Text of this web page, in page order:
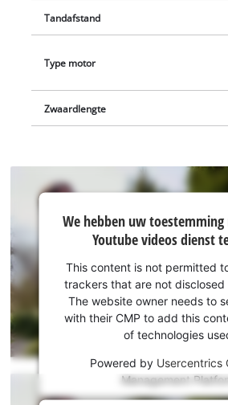
Tandafstand
Type motor
Zwaardlengte
We hebben
toestemming
nodig om de
Youtube
dienst te
laden!
This
content
We hebben uw
Youtube videos dienst
This content is not permitted
trackers that are not disclosed
The website owner needs to
with their CMP to add this
of technologies
Powered by Usercentrics
Management